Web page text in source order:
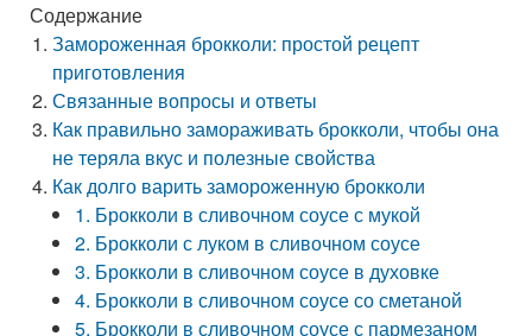
Содержание
Замороженная брокколи: простой рецепт
приготовления
Связанные вопросы и ответы
Как правильно замораживать брокколи, чтобы она
не теряла вкус и полезные свойства
Как долго варить замороженную брокколи
1. Брокколи в сливочном соусе с мукой
2. Брокколи с луком в сливочном соусе
3. Брокколи в сливочном соусе в духовке
4. Брокколи в сливочном соусе со сметаной
5. Брокколи в сливочном соусе с пармезаном